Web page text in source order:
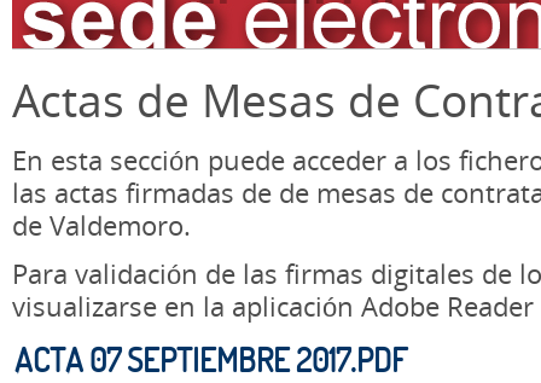
Actas de Mesas de
En esta sección puede acceder a los
las actas firmadas de de mesas de
de Valdemoro.
Para validación de las firmas digitales de
visualizarse en la aplicación Adobe Reader
ACTA 07 SEPTIEMBRE 2017.PDF